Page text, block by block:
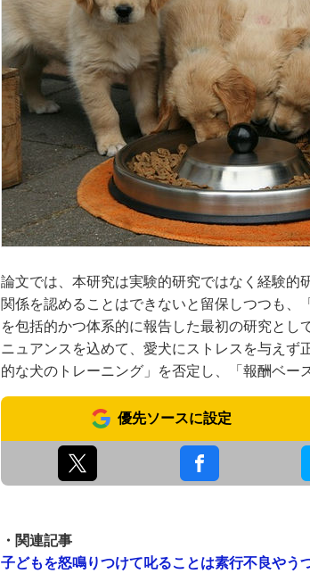
論文では、本研究は実験的研究ではなく経験
関係を認めることはできないと留保しつつも、
を包括的かつ体系的に報告した最初の研究と
ニュアンスを込めて、愛犬にストレスを与え
的な犬のトレーニング」を否定し、「報酬ベー
優先ソースに設定
・関連記事
子どもを怒鳴りつけて叱ることは素行不良や